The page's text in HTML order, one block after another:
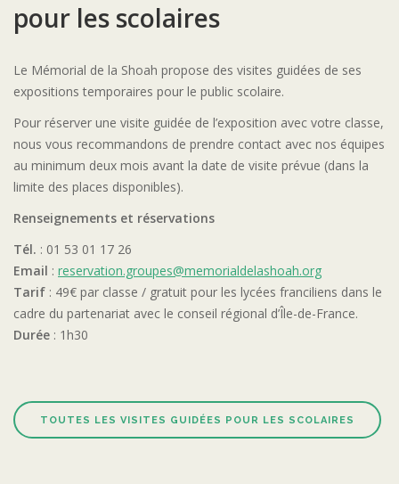
pour les scolaires
Le Mémorial de la Shoah propose des visites guidées de ses
expositions temporaires pour le public scolaire.
Pour réserver une visite guidée de l’exposition avec votre classe,
nous vous recommandons de prendre contact avec nos équipes
au minimum deux mois avant la date de visite prévue (dans la
limite des places disponibles).
Renseignements et réservations
Tél. : 01 53 01 17 26
Email : reservation.groupes@memorialdelashoah.org
Tarif : 49€ par classe / gratuit pour les lycées franciliens dans le
cadre du partenariat avec le conseil régional d’Île-de-France.
Durée : 1h30
TOUTES LES VISITES GUIDÉES POUR LES SCOLAIRES